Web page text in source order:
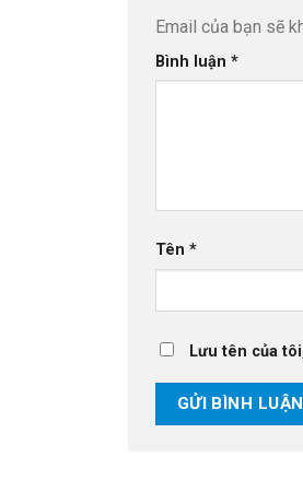
Email của bạn sẽ
Bình luận *
Tên *
Lưu tên của